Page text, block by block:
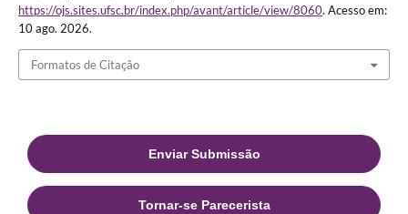
https://ojs.sites.ufsc.br/index.php/avant/article/view/8060. Acesso em:
10 ago. 2026.
Formatos de Citação
Enviar Submissão
Tornar-se Parecerista